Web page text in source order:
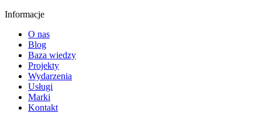
Informacje
O nas
Blog
Baza wiedzy
Projekty
Wydarzenia
Usługi
Marki
Kontakt